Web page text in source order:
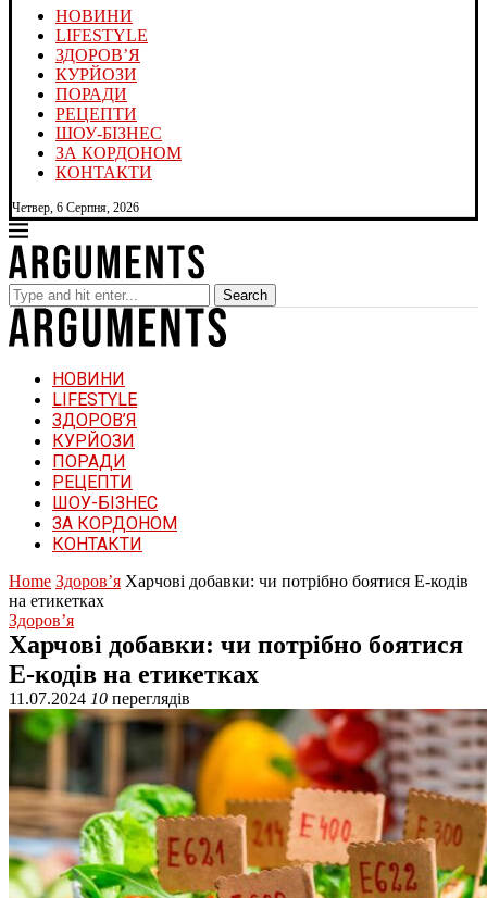
НОВИНИ
LIFESTYLE
ЗДОРОВ’Я
КУРЙОЗИ
ПОРАДИ
РЕЦЕПТИ
ШОУ-БІЗНЕС
ЗА КОРДОНОМ
КОНТАКТИ
Четвер, 6 Серпня, 2026
Search
НОВИНИ
LIFESTYLE
ЗДОРОВ’Я
КУРЙОЗИ
ПОРАДИ
РЕЦЕПТИ
ШОУ-БІЗНЕС
ЗА КОРДОНОМ
КОНТАКТИ
Home Здоров’я Харчові добавки: чи потрібно боятися Е-кодів
на етикетках
Здоров’я
Харчові добавки: чи потрібно боятися
Е-кодів на етикетках
11.07.2024 10 переглядів